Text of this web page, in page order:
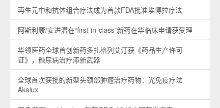
再生元中和抗体组合疗法成为首款FDA批准埃博拉疗法
阿斯利康/安进潜在“first-in-class”新药在华临床申请获受理
华领医药全球首创新药多扎格列艾汀获《药品生产许可
证》，糖尿病治疗添新武器
全球首次获批的新型头颈部肿瘤治疗药物：光免疫疗法
Akalux